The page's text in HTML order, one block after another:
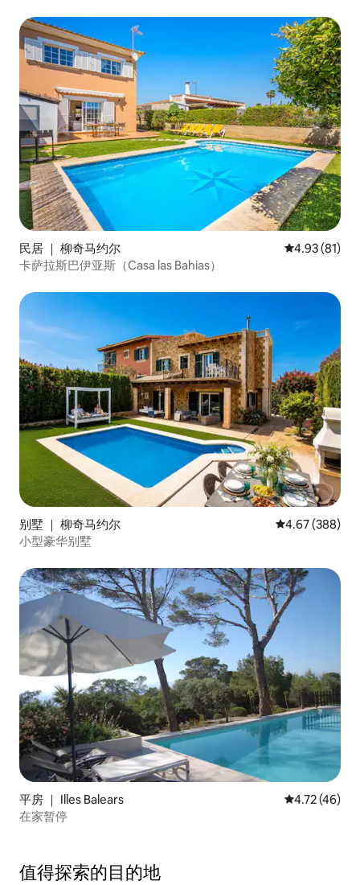
民居 ｜ 柳奇马约尔 平均评分
4.93 (81)
卡萨拉斯巴伊亚斯（Casa las Bahias）
别墅 ｜ 柳奇马约尔 平均评分 4.67
4.67 (388)
小型豪华别墅
平房 ｜ Illes Balears 平均评分
4.72 (46)
在家暂停
值得探索的目的地